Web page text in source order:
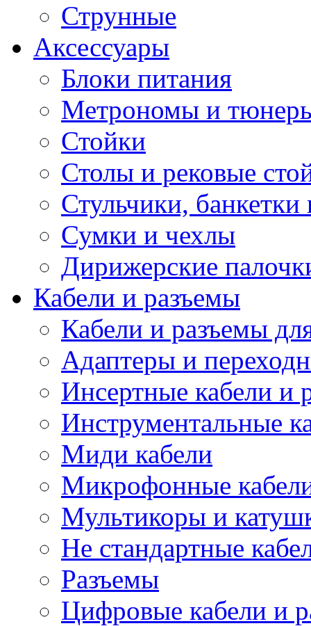
Струнные
Аксессуары
Блоки питания
Метрономы и
Стойки
Столы и рековые
Стульчики, банкетки
Сумки и чехлы
Дирижерские
Кабели и разъемы
Кабели и разъемы
Адаптеры и
Инсертные кабели и
Инструментальные
Миди кабели
Микрофонные
Мультикоры и
Не стандартные
Разъемы
Цифровые кабели и